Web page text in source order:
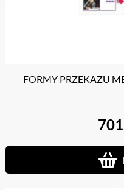
FORMY PRZEKAZU